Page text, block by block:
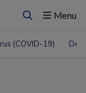
ZoekenMenu
(COVID-19)